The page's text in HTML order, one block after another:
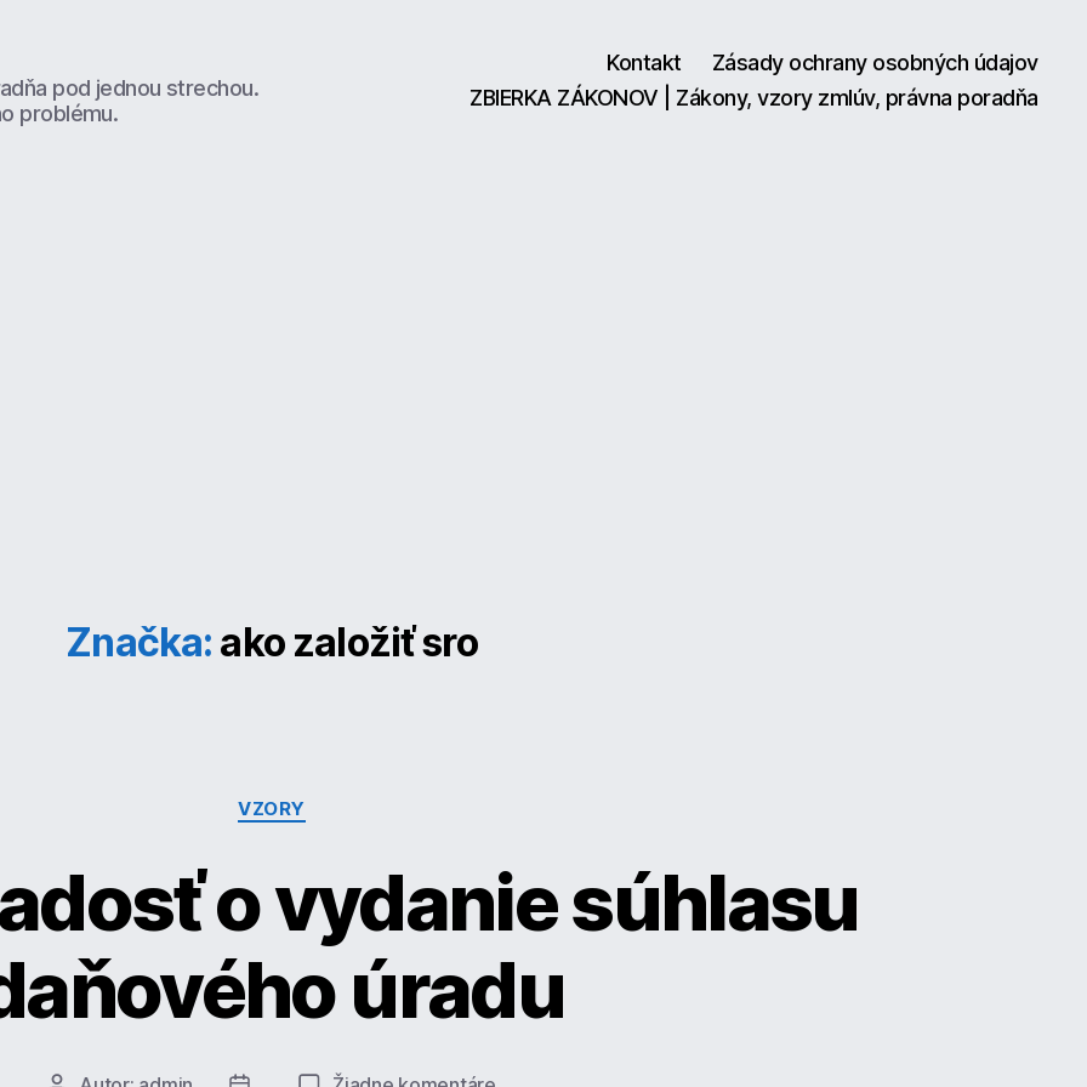
pod jednou strechou.
problému.
Kontakt
Zásady ochrany osobných údajov
ZBIERKA ZÁKONOV | Zákony, vzory zmlúv, právna poradňa
Značka: ako založiť sro
Kategórie
VZORY
o vydanie súhlasu
úradu